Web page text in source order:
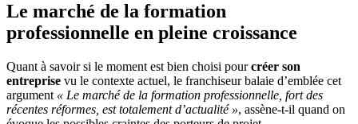
Le marché de la formation
professionnelle en pleine croissance
Quant à savoir si le moment est bien choisi pourcréer son
entreprise vu le contexte actuel, le franchiseur balaie d’emblée cet
argument « Le marché de la formation professionnelle, fort des
récentes réformes, est totalement d’actualité », assène-t-il quand on